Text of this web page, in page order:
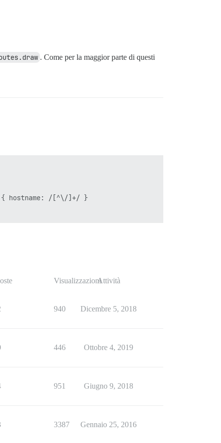
. Come per la maggior parte di questi
hostname: /[^\/]+/ }
VisualizzazioniAttività
940 Dicembre 5, 2018
446 Ottobre 4, 2019
951 Giugno 9, 2018
3387 Gennaio 25, 2016